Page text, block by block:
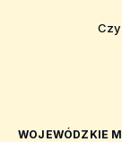
Czy
WOJEWÓDZKIE